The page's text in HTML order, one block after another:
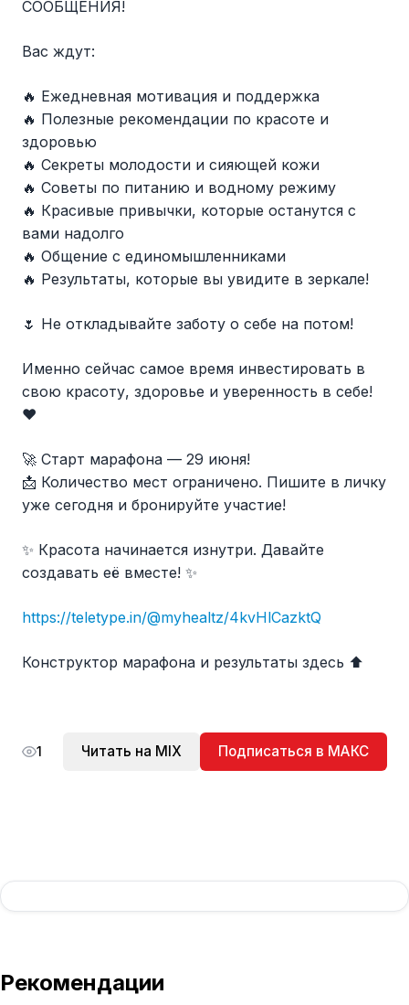
СООБЩЕНИЯ!
Вас ждут:
🔥 Ежедневная мотивация и поддержка
🔥 Полезные рекомендации по красоте и
здоровью
🔥 Секреты молодости и сияющей кожи
🔥 Советы по питанию и водному режиму
🔥 Красивые привычки, которые останутся с
вами надолго
🔥 Общение с единомышленниками
🔥 Результаты, которые вы увидите в зеркале!
🌷 Не откладывайте заботу о себе на потом!
Именно сейчас самое время инвестировать в
свою красоту, здоровье и уверенность в себе!
❤️
🚀 Старт марафона — 29 июня!
📩 Количество мест ограничено. Пишите в личку
уже сегодня и бронируйте участие!
✨ Красота начинается изнутри. Давайте
создавать её вместе! ✨
https://teletype.in/@myhealtz/4kvHlCazktQ
Конструктор марафона и результаты здесь ⬆
1 Читать на MIX Подписаться в МАКС
Рекомендации